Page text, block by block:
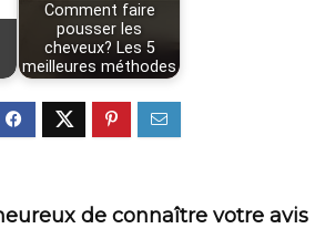
Comment faire
pousser les
cheveux? Les 5
meilleures méthodes
de connaître votre avis